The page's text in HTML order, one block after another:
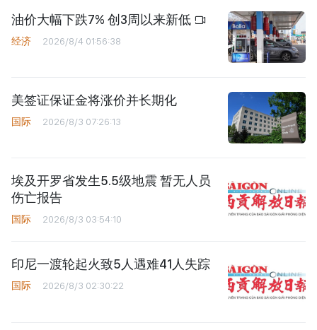
油价大幅下跌7% 创3周以来新低
经济 2026/8/4 01:56:38
美签证保证金将涨价并长期化
国际 2026/8/3 07:26:13
埃及开罗省发生5.5级地震 暂无人员
伤亡报告
国际 2026/8/3 03:54:10
印尼一渡轮起火致5人遇难41人失踪
国际 2026/8/3 02:30:22